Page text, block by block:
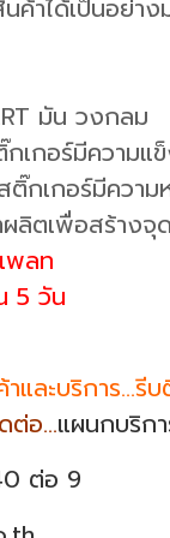
ค้าได้เป็นอย่า
มัน วงกลม
กเกอร์มีความแ
ติ๊กเกอร์มีควา
ผลิตเพื่อสร้างจุ
พลท
5 วัน
และบริการ...รี
ต่อ...แผนกบริก
ต่อ 9